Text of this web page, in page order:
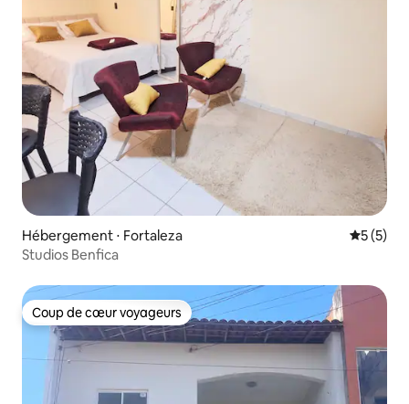
Hébergement ⋅ Fortaleza
5 (5)
Studios Benfica
Coup de cœur voyageurs
Coup de cœur voyageurs